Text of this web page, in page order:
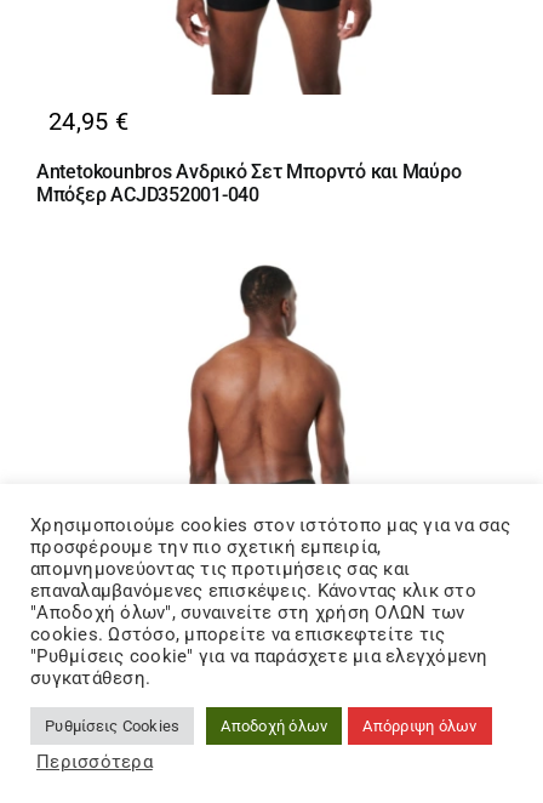
24,95 €
Antetokounbros Ανδρικό Σετ Μπορντό και Μαύρο
Μπόξερ ACJD352001-040
24,95€
Antetokounbros Ανδρικό Σετ Μαύρο και Χακί
Χρησιμοποιούμε cookies στον ιστότοπo μας για να σας
προσφέρουμε την πιο σχετική εμπειρία,
απομνημονεύοντας τις προτιμήσεις σας και
επαναλαμβανόμενες επισκέψεις. Κάνοντας κλικ στο
"Αποδοχή όλων", συναινείτε στη χρήση ΟΛΩΝ των
cookies. Ωστόσο, μπορείτε να επισκεφτείτε τις
"Ρυθμίσεις cookie" για να παράσχετε μια ελεγχόμενη
συγκατάθεση.
Ρυθμίσεις Cookies Αποδοχή όλων Απόρριψη όλων
Περισσότερα